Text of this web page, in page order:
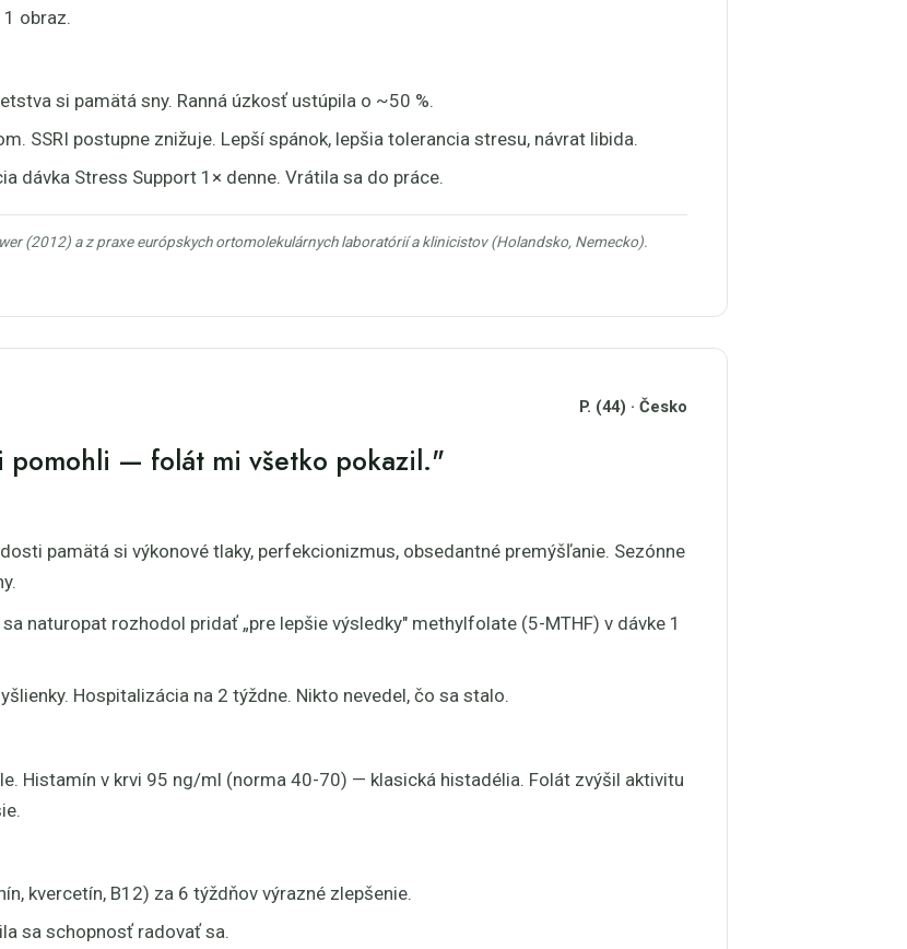
obraz.
si pamätá sny. Ranná úzkosť ustúpila o ~50 %.
SSRI postupne znižuje. Lepší spánok, lepšia tolerancia stresu, návrat libida.
dávka Stress Support 1× denne. Vrátila sa do práce.
(2012) a z praxe európskych ortomolekulárnych laboratórií a klinicistov (Holandsko, Nemecko).
P. (44) · Česko
pomohli — folát mi všetko pokazil."
pamätá si výkonové tlaky, perfekcionizmus, obsedantné premýšľanie. Sezónne
naturopat rozhodol pridať „pre lepšie výsledky" methylfolate (5-MTHF) v dávke 1
Hospitalizácia na 2 týždne. Nikto nevedel, čo sa stalo.
Histamín v krvi 95 ng/ml (norma 40-70) — klasická histadélia. Folát zvýšil aktivitu
kvercetín, B12) za 6 týždňov výrazné zlepšenie.
sa schopnosť radovať sa.